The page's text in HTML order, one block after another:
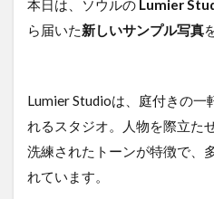
本日は、ソウルの Lumier
ら届いた新しいサンプル写真
Lumier Studioは、庭付きの一
れるスタジオ。人物を際立た
洗練されたトーンが特徴で、
れています。